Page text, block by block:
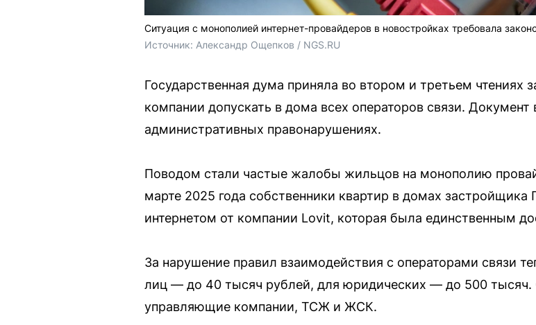
Ситуация с монополией интернет-провайдеров в новостройках требовала
Источник: Александр Ощепков / NGS.RU
Государственная дума приняла во втором и третьем
компании допускать в дома всех операторов связи. Документ
административных правонарушениях.
Поводом стали частые жалобы жильцов на монополию
марте 2025 года собственники квартир в домах
интернетом от компании Lovit, которая была единственным
За нарушение правил взаимодействия с операторами связи
лиц — до 40 тысяч рублей, для юридических — до 500 тысяч.
управляющие компании, ТСЖ и ЖСК.